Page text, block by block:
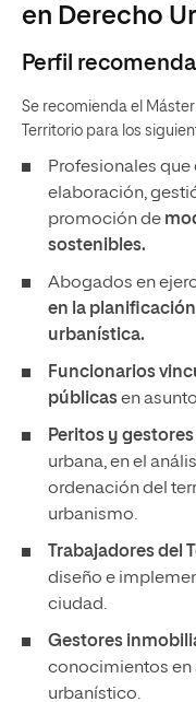
en Derecho
Perfil
Se recomienda el
Territorio para los
Profesionales
elaboración,
promoción de
sostenibles.
Abogados en
en la
urbanística.
Funcionarios
públicasen
Peritos y gestores
urbana, en el
ordenación del
urbanismo.
Trabajadores del
diseño e
ciudad.
Gestores
conocimientos en
urbanístico.